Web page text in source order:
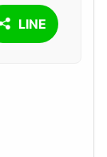
LINE